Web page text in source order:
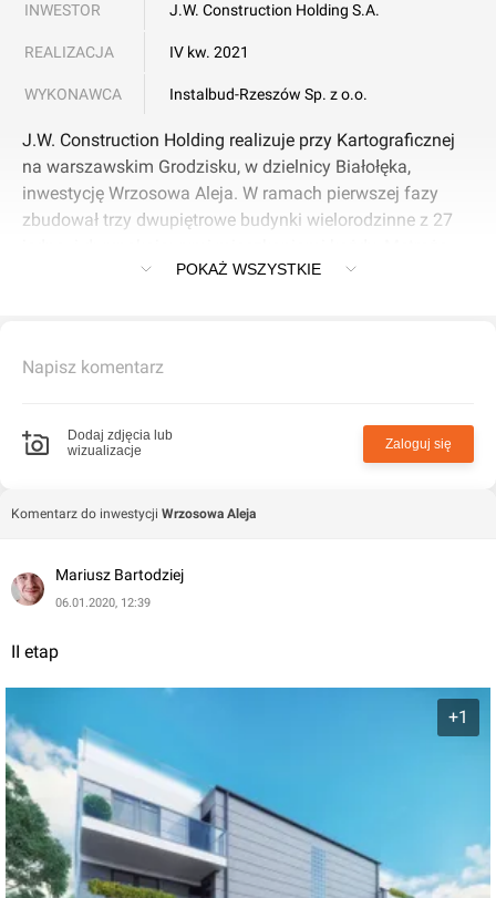
INWESTOR J.W. Construction Holding S.A.
REALIZACJA IV kw. 2021
WYKONAWCA Instalbud-Rzeszów Sp. z o.o.
J.W. Construction Holding realizuje przy Kartograficznej
na warszawskim Grodzisku, w dzielnicy Białołęka,
inwestycję Wrzosowa Aleja. W ramach pierwszej fazy
zbudował trzy dwupiętrowe budynki wielorodzinne z 27
wynoszą 26-46 mkw.
25-58 mkw. Aktualnie w ofercie jest dostępnych 29 lokali
trzypokojowym (57,32 mkw.). Przynależą do nich ogródki
lub balkony. Pomieszczenia są wysokie na 2,6 m.
parkingowych i części wspólnej m.in. z placem zabaw.
POKAŻ WSZYSTKIE
Napisz komentarz
Dodaj zdjęcia lub
wizualizacje
Zaloguj się
Komentarz do inwestycji Wrzosowa Aleja
Mariusz Bartodziej
06.01.2020, 12:39
II etap
+1